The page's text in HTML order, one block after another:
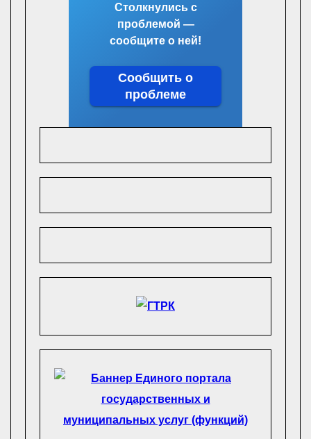
Столкнулись с
проблемой —
сообщите о ней!
Сообщить о
проблеме